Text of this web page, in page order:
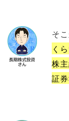
そ
く
株
証